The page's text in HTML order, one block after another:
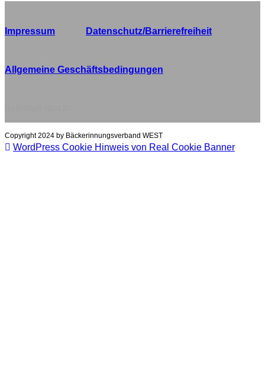
Impressum Datenschutz/Barrierefreiheit
Allgemeine Geschäftsbedingungen
Copyright 2024 by Bäckerinnungsverband WEST
WordPress Cookie Hinweis von Real Cookie Banner